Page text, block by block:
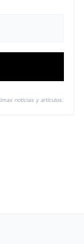
noticias y artículos.